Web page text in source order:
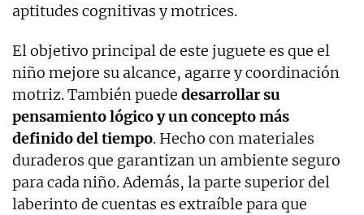
aptitudes cognitivas y motrices.
El objetivo principal de este juguete es que el
niño mejore su alcance, agarre y coordinación
motriz. También puede desarrollar su
pensamiento lógico y un concepto más
definido del tiempo. Hecho con materiales
duraderos que garantizan un ambiente seguro
para cada niño. Además, la parte superior del
laberinto de cuentas es extraíble para que